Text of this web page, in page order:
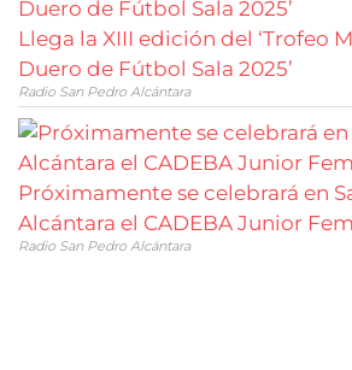
Llega la XIII edición del ‘Trofeo
Duero de Fútbol Sala 2025’
Radio San Pedro Alcántara
Próximamente se celebrará en
Alcántara el CADEBA Junior
Radio San Pedro Alcántara